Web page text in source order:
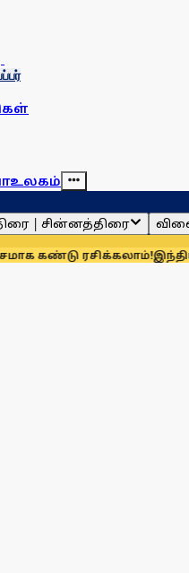
உலகம்
| சின்னத்திரை
ரசிக்கலாம்!